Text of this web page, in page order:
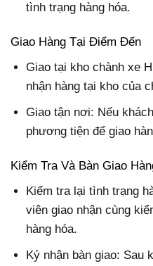
tình trạng hàng hóa.
Giao Hàng Tại Điểm Đến
Giao tại kho chành xe
nhận hàng tại kho của
Giao tận nơi: Nếu
phương tiện để giao
Kiểm Tra Và Bàn Giao
Kiểm tra lại tình trạng
viên giao nhận cùng
hàng hóa.
Ký nhận bàn giao: Sau